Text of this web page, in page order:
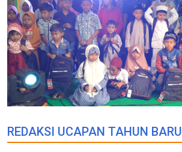
REDAKSI UCAPAN TAHUN BARU